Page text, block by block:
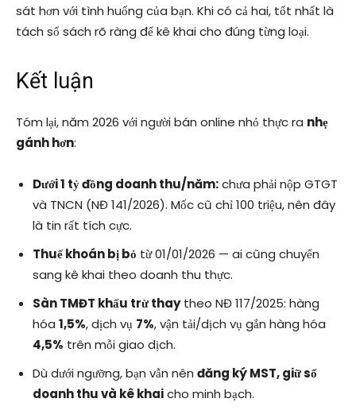
sát hơn với tình huống của bạn. Khi có cả hai, tốt nhất là
tách sổ sách rõ ràng để kê khai cho đúng từng loại.
Kết luận
Tóm lại, năm 2026 với người bán online nhỏ thực ra nhẹ
gánh hơn:
Dưới 1 tỷ đồng doanh thu/năm:chưa phải nộp GTGT
và TNCN (NĐ 141/2026). Mốc cũ chỉ 100 triệu, nên đây
là tin rất tích cực.
Thuế khoán bị bỏ từ 01/01/2026 — ai cũng chuyển
sang kê khai theo doanh thu thực.
Sàn TMĐT khấu trừ thaytheo NĐ 117/2025: hàng
hóa 1,5%, dịch vụ 7%, vận tải/dịch vụ gắn hàng hóa
4,5% trên mỗi giao dịch.
Dù dưới ngưỡng, bạn vẫn nên đăng ký MST, giữ sổ
doanh thu và kê khaicho minh bạch.